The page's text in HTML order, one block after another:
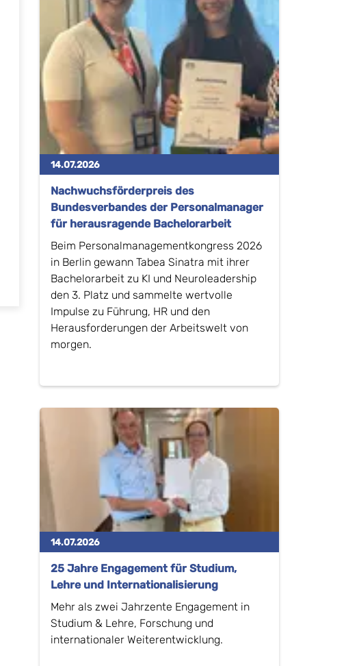
14.07.2026
Nachwuchsförderpreis des
Bundesverbandes der Personalmanager
für herausragende Bachelorarbeit
Beim Personalmanagementkongress 2026
in Berlin gewann Tabea Sinatra mit ihrer
Bachelorarbeit zu KI und Neuroleadership
den 3. Platz und sammelte wertvolle
Impulse zu Führung, HR und den
Herausforderungen der Arbeitswelt von
morgen.
14.07.2026
25 Jahre Engagement für Studium,
Lehre und Internationalisierung
Mehr als zwei Jahrzente Engagement in
Studium & Lehre, Forschung und
internationaler Weiterentwicklung.